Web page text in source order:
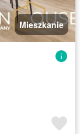
Mieszkanie